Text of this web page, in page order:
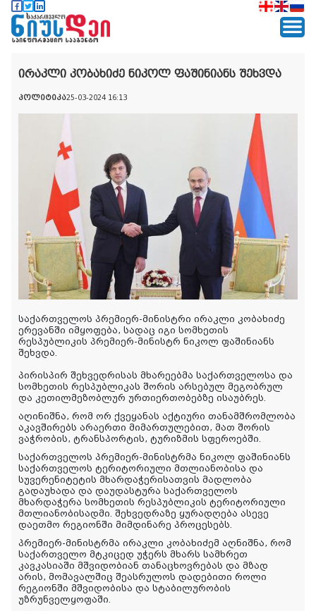
ირაკლი კობახიძე ნიკოლ ფაშინიანს შეხვდა
პოლიტიკა25-03-2024 16:13
საქართველოს პრემიერ-მინისტრი ირაკლი კობახიძე
ერევანში იმყოფება, სადაც იგი სომხეთის
რესპუბლიკის პრემიერ-მინისტრ ნიკოლ ფაშინიანს
შეხვდა.
პირისპირ შეხვედრისას მხარეებმა საქართველოსა და
სომხეთის რესპუბლიკას შორის არსებულ მეგობრულ
და კეთილმეზობლურ ურთიერთობებზე ისაუბრეს.
აღინიშნა, რომ ორ ქვეყანას აქტიური თანამშრომლობა
აკავშირებს არაერთი მიმართულებით, მათ შორის
ვაჭრობის, ტრანსპორტის, ტურიზმის სფეროებში.
საქართველოს პრემიერ-მინისტრმა ნიკოლ ფაშინიანს
საქართველოს ტერიტორიული მთლიანობისა და
სუვერენიტეტის მხარდაჭერისათვის მადლობა
გადაუხადა და დაუდასტურა საქართველოს
მხარდაჭერა სომხეთის რესპუბლიკის ტერიტორიული
მთლიანობისადმი. შეხვედრაზე ყურადღება ასევე
დაეთმო რეგიონში მიმდინარე პროცესებს.
პრემიერ-მინისტრმა ირაკლი კობახიძემ აღნიშნა, რომ
საქართველო მტკიცედ უჭერს მხარს სამხრეთ
კავკასიაში მშვიდობიან თანაცხოვრებას და მზად
არის, მომავალშიც შეასრულოს დადებითი როლი
რეგიონში მშვიდობისა და სტაბილურობის
უზრუნველყოფაში.